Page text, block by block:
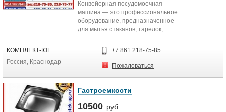
Конвейерная посудомоечная
машина — это профессиональное
оборудование, предназначенное
для мытья стаканов, тарелок,
КОМПЛЕКТ-ЮГ
Россия, Краснодар
+7 861 218-75-85
Пожаловаться
Гастроемкости
10500 руб.